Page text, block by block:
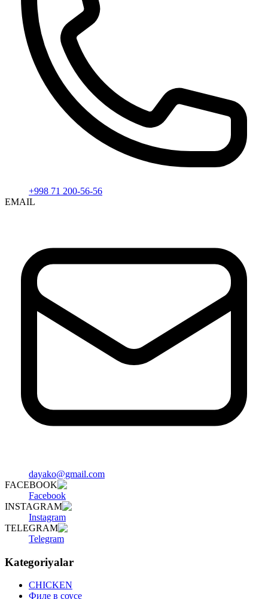
+998 71 200-56-56
EMAIL
dayako@gmail.com
FACEBOOK
Facebook
INSTAGRAM
Instagram
TELEGRAM
Telegram
Kategoriyalar
CHICKEN
Филе в соусе